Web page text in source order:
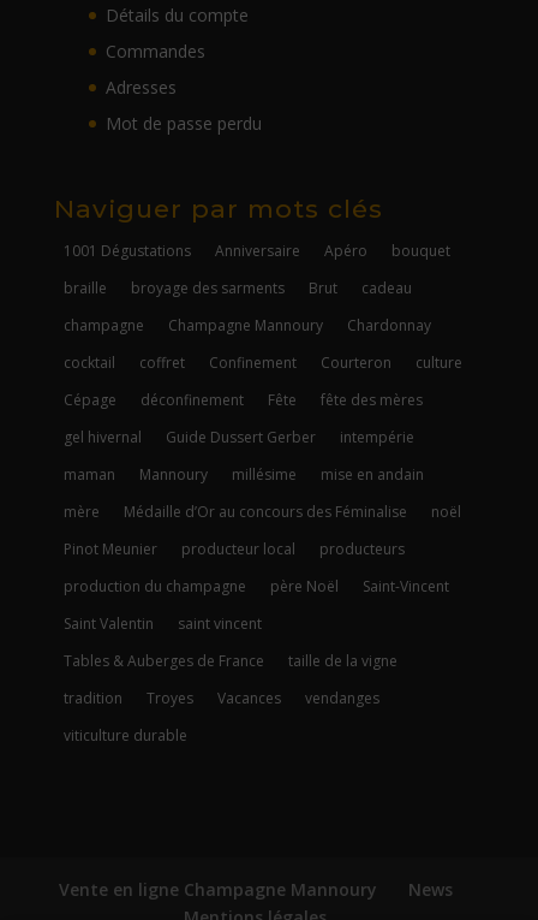
Détails du compte
Commandes
Adresses
Mot de passe perdu
Naviguer par mots clés
1001 Dégustations Anniversaire Apéro
bouquet
braille
broyage des sarments Brut
cadeau
champagne
Champagne Mannoury
Chardonnay
cocktail
coffret Confinement Courteron
culture
Cépage
déconfinement Fête
fête des mères
gel hivernal
Guide Dussert Gerber
intempérie
maman
Mannoury millésime
mise en andain
mère
Médaille d’Or au concours des Féminalise
noël
Pinot Meunier
producteur local
producteurs
production du champagne
père Noël
Saint-Vincent
Saint Valentin
saint vincent
Tables & Auberges de France
taille de la vigne
tradition
Troyes Vacances
vendanges
viticulture durable
Vente en ligne Champagne Mannoury
News